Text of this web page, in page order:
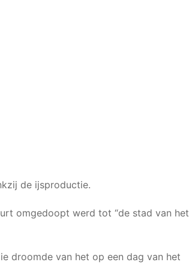
de ijsproductie.
omgedoopt werd tot “de stad van het
droomde van het op een dag van het